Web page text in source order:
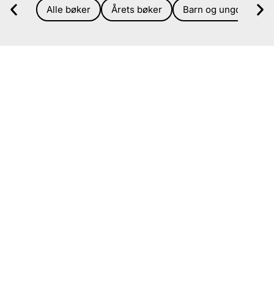
Alle bøker Årets bøker Barn og ungdom